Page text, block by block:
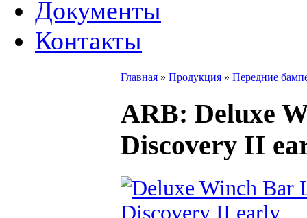
Документы
Контакты
Главная » Продукция » Передние
ARB: Deluxe
Discovery II